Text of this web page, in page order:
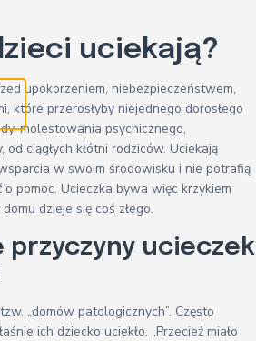
uciekają?
upokorzeniem, niebezpieczeństwem,
które przerosłyby niejednego dorosłego
molestowania psychicznego,
ciągłych kłótni rodziców. Uciekają
w swoim środowisku i nie potrafią
pomoc. Ucieczka bywa więc krzykiem
dzieje się coś złego.
przyczyny ucieczek
„domów patologicznych”. Często
ich dziecko uciekło. „Przecież miało